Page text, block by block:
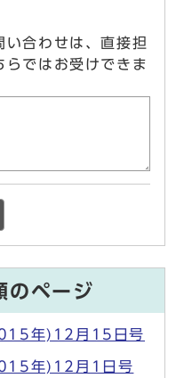
い合わせは、直接担
らではお受けできま
のページ
年)12月15日号
年)12月1日号